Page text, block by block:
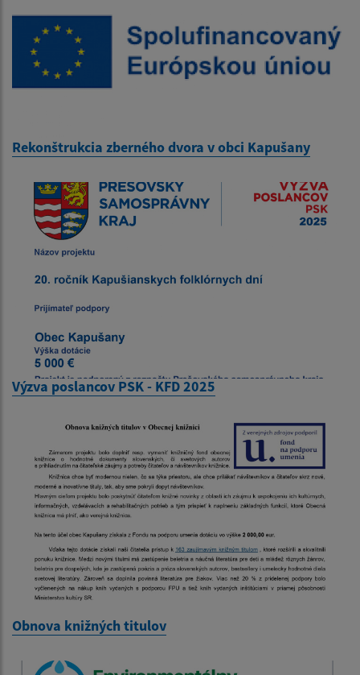
Rekonštrukcia zberného dvora v obci Kapušany
Výzva poslancov PSK - KFD 2025
Obnova knižných titulov